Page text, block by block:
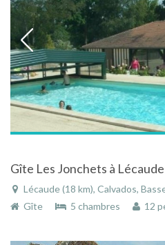
Gîte Les Jonchets à Lécaude
Lécaude (18 km), Calvados,
Gîte
5 chambres 12